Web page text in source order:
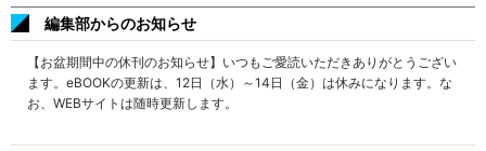
編集部からのお知らせ
【お盆期間中の休刊のお知らせ】いつもご愛読いただきありがとうござい
ます。eBOOKの更新は、12日（水）～14日（金）は休みになります。な
お、WEBサイトは随時更新します。